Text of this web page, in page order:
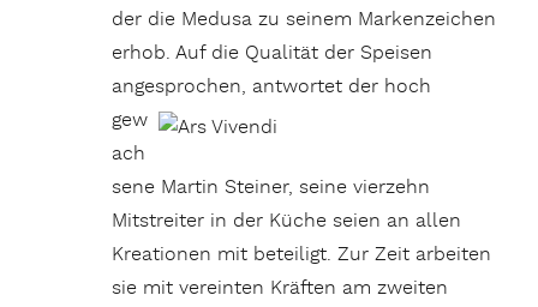
der die Medusa zu seinem Markenzeichen
erhob. Auf die Qualität der Speisen
angesprochen, antwortet der hoch
gew
ach
sene Martin Steiner, seine vierzehn
Mitstreiter in der Küche seien an allen
Kreationen mit beteiligt. Zur Zeit arbeiten
sie mit vereinten Kräften am zweiten